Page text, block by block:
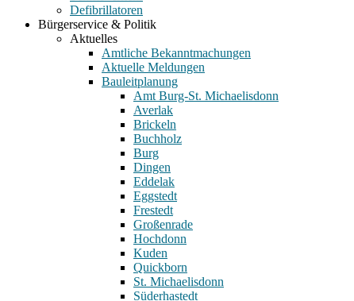
Defibrillatoren
Bürgerservice & Politik
Aktuelles
Amtliche Bekanntmachungen
Aktuelle Meldungen
Bauleitplanung
Amt Burg-St. Michaelisdonn
Averlak
Brickeln
Buchholz
Burg
Dingen
Eddelak
Eggstedt
Frestedt
Großenrade
Hochdonn
Kuden
Quickborn
St. Michaelisdonn
Süderhastedt